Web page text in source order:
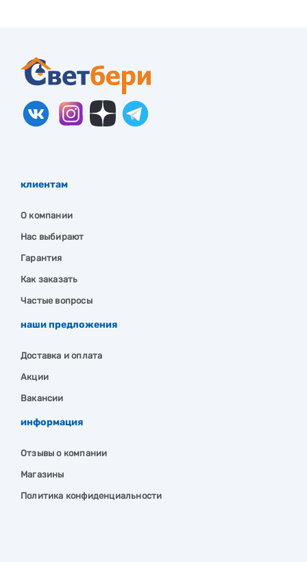
клиентам
О компании
Нас выбирают
Гарантия
Как заказать
Частые вопросы
наши предложения
Доставка и оплата
Акции
Вакансии
информация
Отзывы о компании
Магазины
Политика конфиденциальности